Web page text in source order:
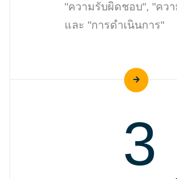
"ความรับผิดชอบ", "คว
และ "การดำเนินการ"
3